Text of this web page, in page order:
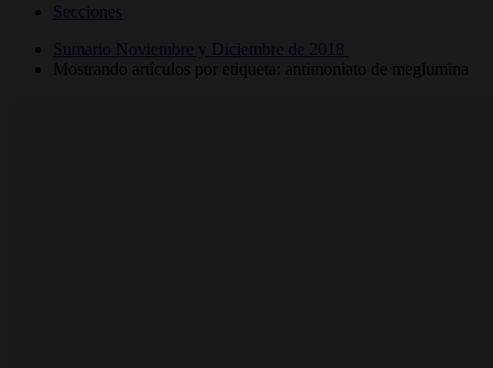
Secciones
Sumario Noviembre y Diciembre de 2018
Mostrando artículos por etiqueta: antimoniato de meglumina